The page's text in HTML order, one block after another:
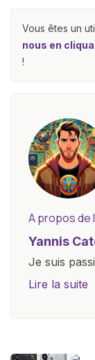
Vous êtes un
nous en
!
A propos de
Yannis
Je suis
plus jeune
Lire la suite